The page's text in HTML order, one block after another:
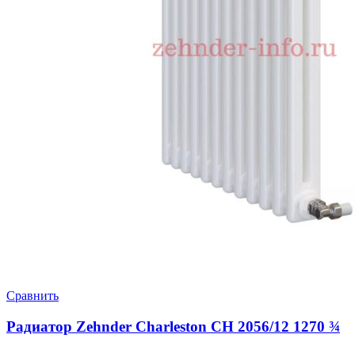
Сравнить
Радиатор Zehnder Charleston CH 2056/12 1270 ¾